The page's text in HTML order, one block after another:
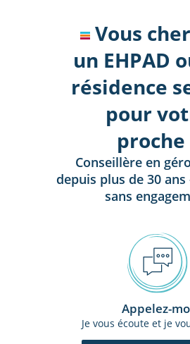
Vous
un EHPAD
résidence
pour
proche
Conseillère en
depuis plus de 30
sans
Appelez-
Je vous écoute et je